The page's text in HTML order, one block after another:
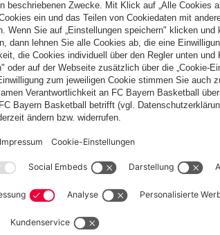
Möchtest du im Store Österreichbleiben?
Ja,Österreich, um dorthin zu liefern!